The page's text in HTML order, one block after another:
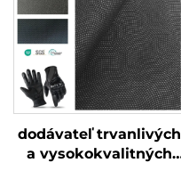
dodávateľ trvanlivých
a vysokokvalitných